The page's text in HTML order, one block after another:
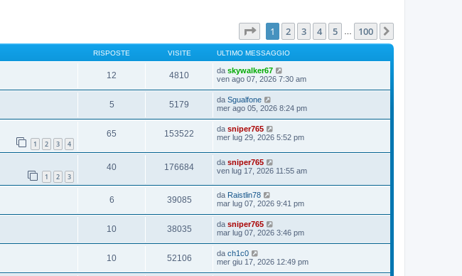
Pagina1 di 100
1 2 3 4 5 100
RISPOSTE VISITE ULTIMO MESSAGGIO
12 4810 da skywalker67
ven ago 07, 2026 7:30 am
5 5179 da Sgualfone
mer ago 05, 2026 8:24 pm
1 2 3 4
65 153522 da sniper765
mer lug 29, 2026 5:52 pm
1 2 3
40 176684 da sniper765
ven lug 17, 2026 11:55 am
6 39085 da Raistlin78
mar lug 07, 2026 9:41 pm
10 38035 da sniper765
mar lug 07, 2026 3:46 pm
10 52106 da ch1c0
mer giu 17, 2026 12:49 pm